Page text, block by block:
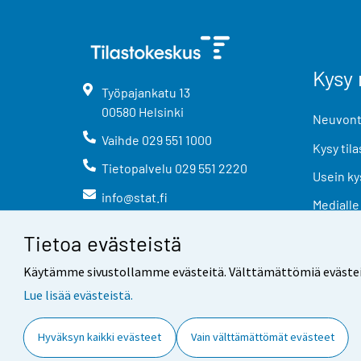
Tietoa evästeistä
Käytämme sivustollamme evästeitä. Välttämättömiä
Lue lisää evästeistä.
Hyväksyn kaikki evästeet Vain välttämättömät evästeet
Työpajankatu 13
00580 Helsinki
Vaihde 029 551 1000
Tietopalvelu 029 551 2220
info@stat.fi
Kysy
Usein
Medialle
Yhteystiedot Palaute